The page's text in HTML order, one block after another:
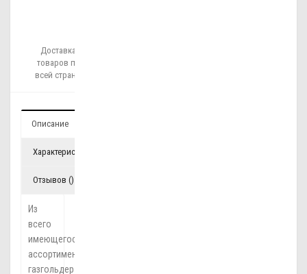
Доставка
товаров по
всей стране!
Описание
Характеристики
Отзывов ()
Из
всего
имеющегося
ассортимента,
газгольдер